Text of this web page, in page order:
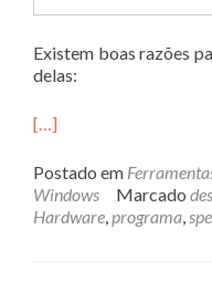
Existem boas razões
delas:
[…]
Postado em
Windows
Marcado
Hardware programa